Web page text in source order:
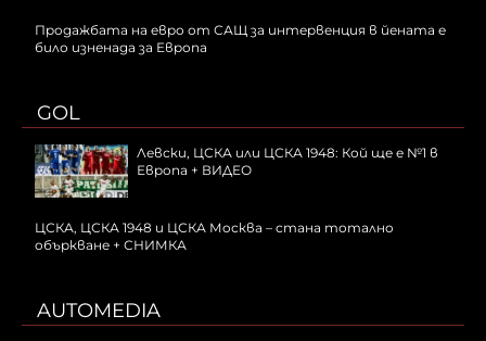
Продажбата на евро от САЩ за интервенция в йената е
било изненада за Европа
GOL
Левски, ЦСКА или ЦСКА 1948: Кой ще е №1 в
Европа + ВИДЕО
ЦСКА, ЦСКА 1948 и ЦСКА Москва – стана тотално
объркване + СНИМКА
AUTOMEDIA